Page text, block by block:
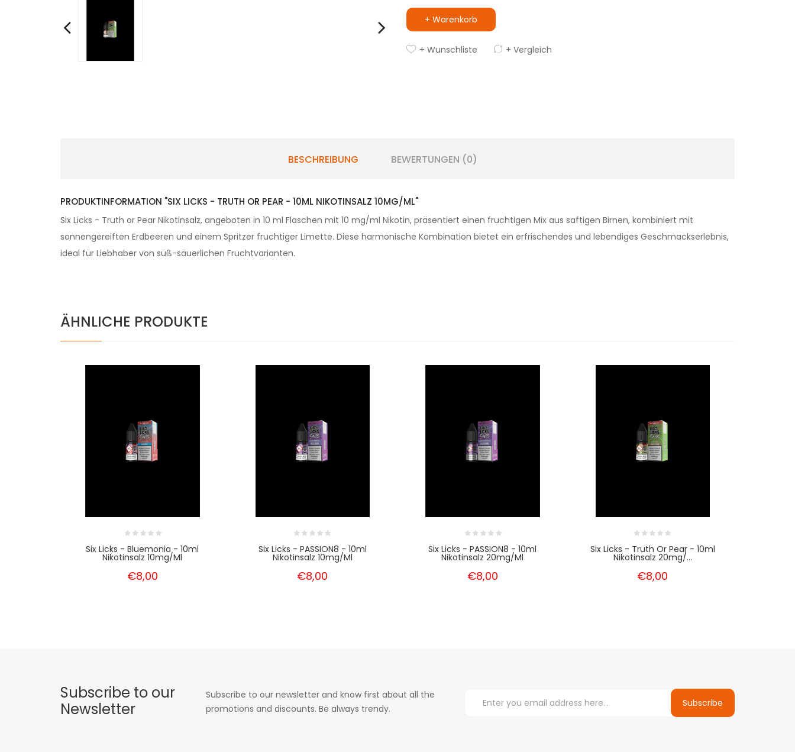
+ Warenkorb
+ Wunschliste + Vergleich
BESCHREIBUNG BEWERTUNGEN (0)
PRODUKTINFORMATION "SIX LICKS - TRUTH OR PEAR - 10ML NIKOTINSALZ 10MG/ML"
Six Licks - Truth or Pear Nikotinsalz, angeboten in 10 ml Flaschen mit 10 mg/ml Nikotin, präsentiert einen fruchtigen Mix aus saftigen Birnen, kombiniert mit
sonnengereiften Erdbeeren und einem Spritzer fruchtiger Limette. Diese harmonische Kombination bietet ein erfrischendes und lebendiges Geschmackserlebnis,
ideal für Liebhaber von süß-säuerlichen Fruchtvarianten.
ÄHNLICHE PRODUKTE
Six Licks - Bluemonia - 10ml
Nikotinsalz 10mg/ml
€8,00
Six Licks - PASSION8 - 10ml
Nikotinsalz 10mg/ml
€8,00
Six Licks - PASSION8 - 10ml
Nikotinsalz 20mg/ml
€8,00
Six Licks - Truth Or Pear - 10ml
Nikotinsalz 20mg/...
€8,00
Subscribe to our
Newsletter
Subscribe to our newsletter and know first about all the
promotions and discounts. Be always trendy.
Subscribe